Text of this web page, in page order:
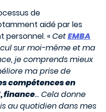
de
aidé par les
personnel. «CetEMBA
sur moi-même et ma
je comprends mieux
ma prise de
compétences en
finance… Cela donne
au quotidien dans mes